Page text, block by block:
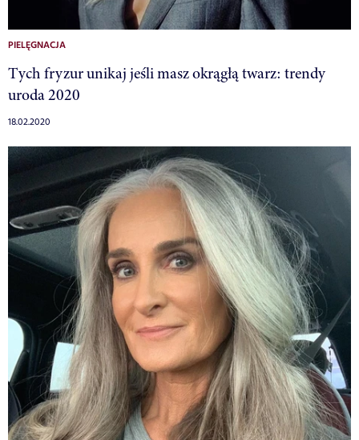
PIELĘGNACJA
Tych fryzur unikaj jeśli masz okrągłą twarz: trendy
uroda 2020
18.02.2020